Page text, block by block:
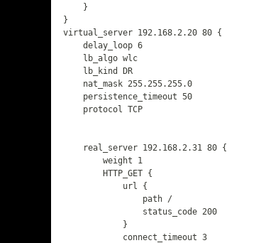
    }
}
virtual_server 192.168.2.20 80 {
    delay_loop 6
    lb_algo wlc
    lb_kind DR
    nat_mask 255.255.255.0
    persistence_timeout 50
    protocol TCP
    real_server 192.168.2.31 80 {
        weight 1
        HTTP_GET {
            url {
                path /
                status_code 200
            }
            connect_timeout 3